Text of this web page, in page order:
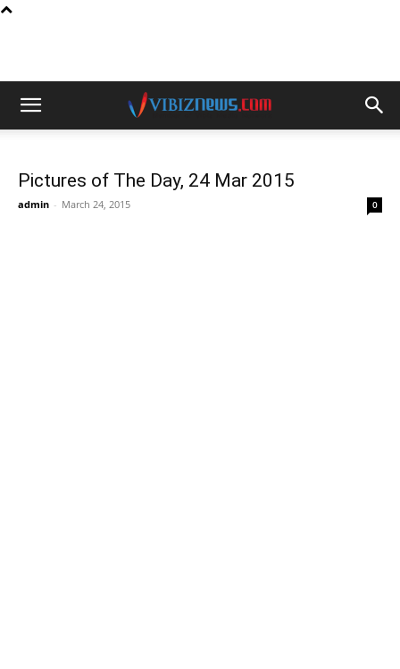
Pictures of The Day, 24 Mar 2015
admin - March 24, 2015 0